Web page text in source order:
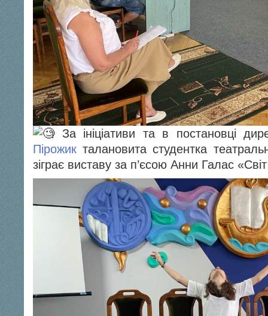
За ініціативи та в постановці
Пірожик талановита студентка
зіграє виставу за п’єсою Анни Галас